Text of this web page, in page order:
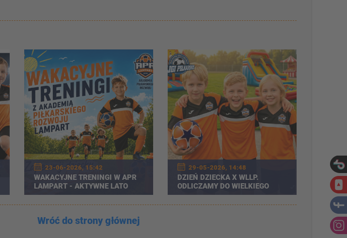
23-06-2026, 15:42
WAKACYJNE TRENINGI W APR
LAMPART - AKTYWNE LATO
PEŁNE PIŁKARSKICH ATRAKCJI
29-05-2026, 14:48
DZIEŃ DZIECKA X WLLP.
ODLICZAMY DO WIELKIEGO
ŚWIĘTA!
Wróć do strony głównej